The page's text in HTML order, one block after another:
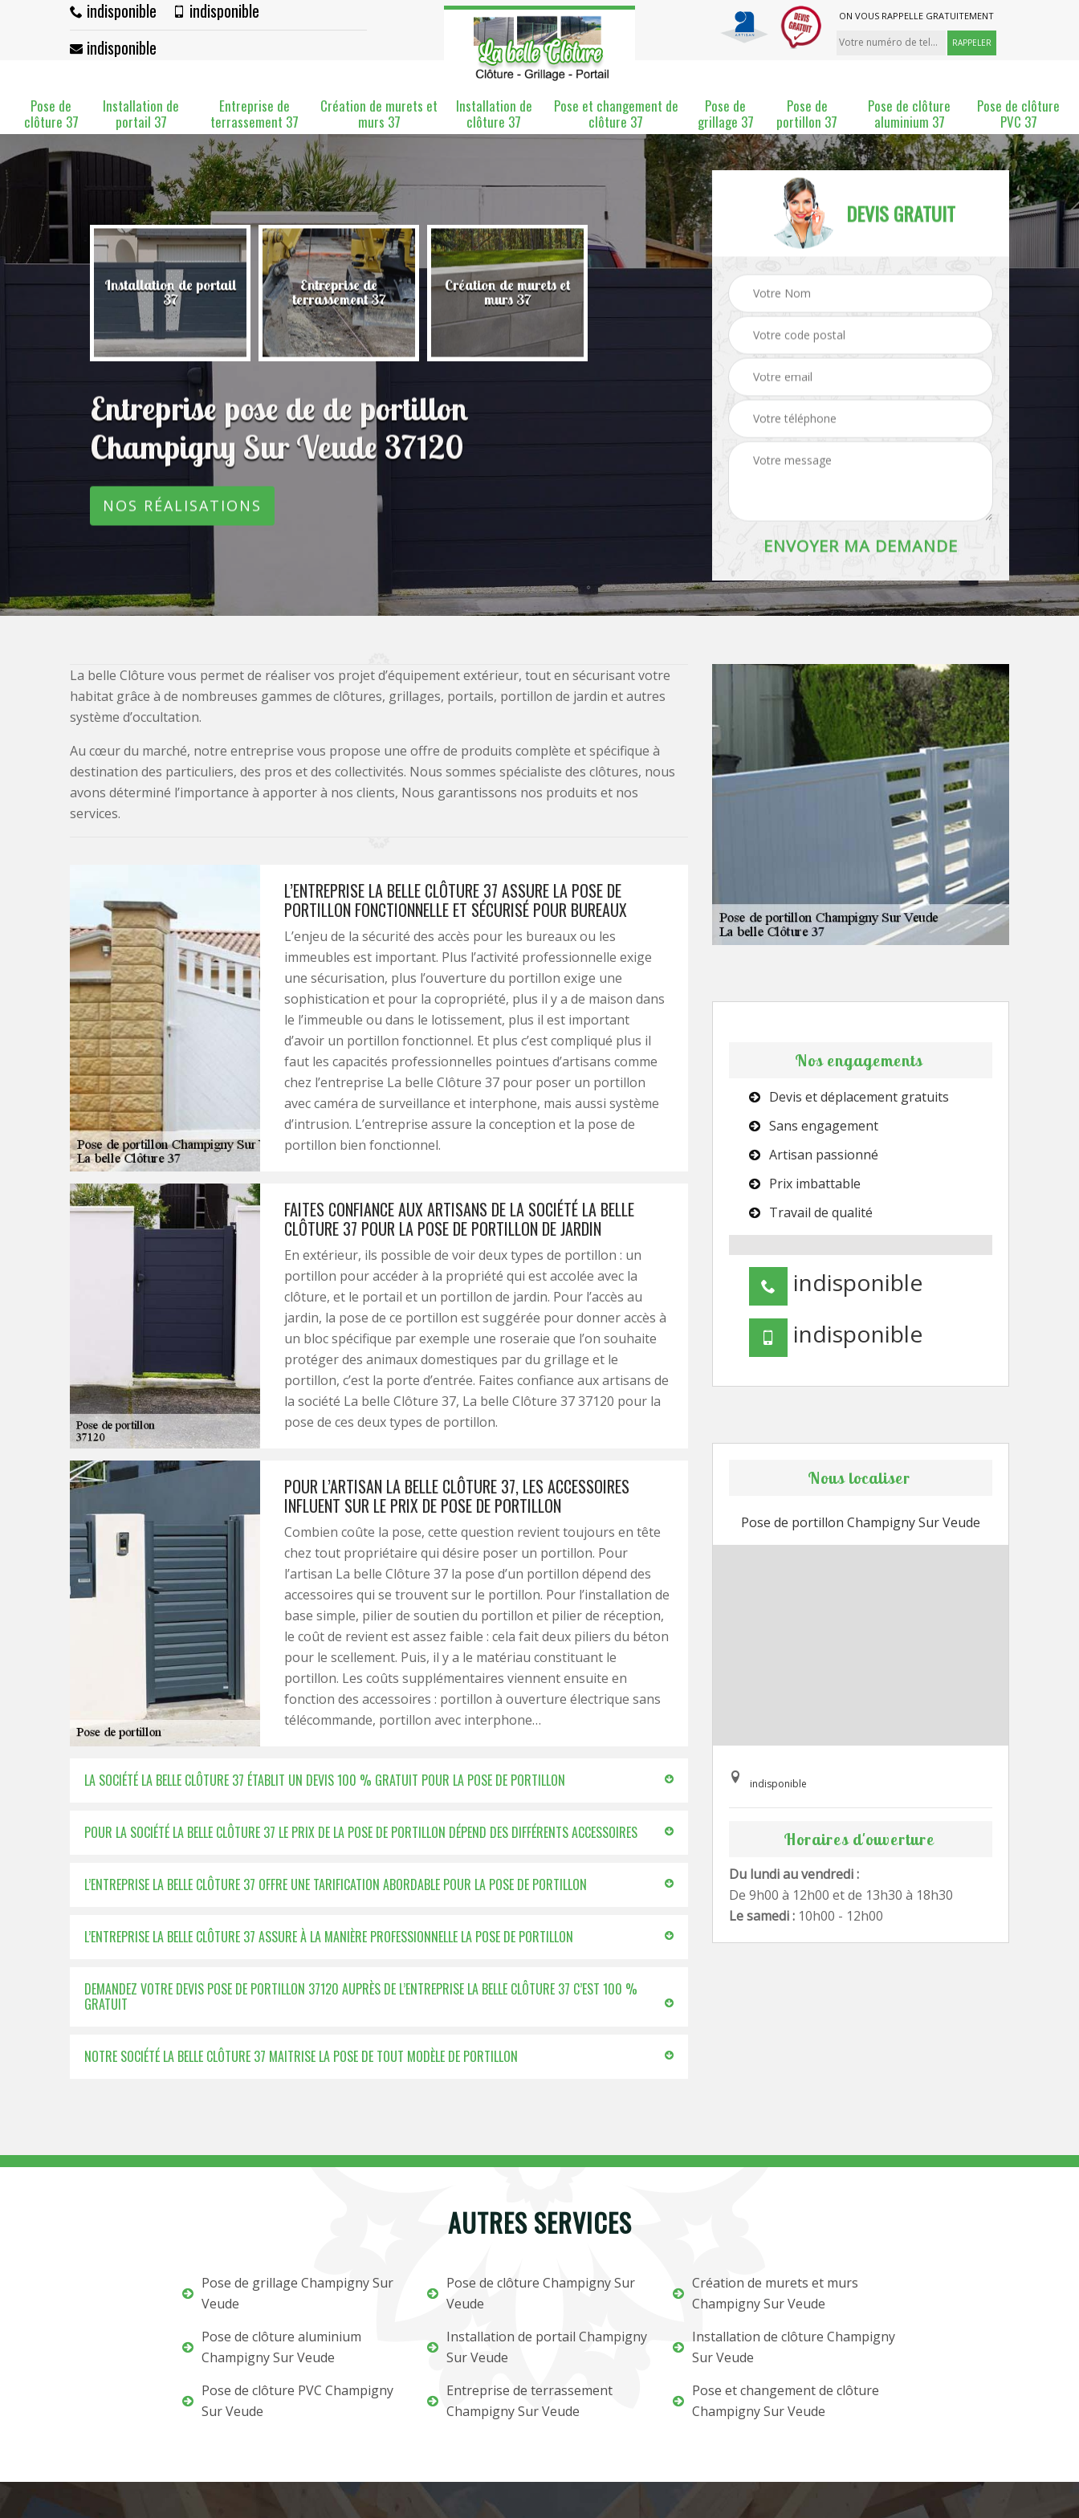
indisponible
indisponible
indisponible
ON VOUS RAPPELLE GRATUITEMENT
Pose de
clôture 37
Installation de
portail 37
Entreprise de
terrassement 37
Création de murets et
murs 37
Installation de
clôture 37
Pose et changement de
clôture 37
Pose de
grillage 37
Pose de
portillon 37
Pose de clôture
aluminium 37
Pose de clôture
PVC 37
Installation de portail
37
Entreprise de
terrassement 37
Création de murets et
murs 37
Installation de clôture Pose et changement de Pose de grillage 37
Entreprise pose de de portillon
Champigny Sur Veude 37120
NOS RÉALISATIONS
DEVIS GRATUIT
La belle Clôture vous permet de réaliser vos projet d’équipement extérieur, tout en sécurisant votre
habitat grâce à de nombreuses gammes de clôtures, grillages, portails, portillon de jardin et autres
système d’occultation.
Au cœur du marché, notre entreprise vous propose une offre de produits complète et spécifique à
destination des particuliers, des pros et des collectivités. Nous sommes spécialiste des clôtures, nous
avons déterminé l’importance à apporter à nos clients, Nous garantissons nos produits et nos
services.
L’ENTREPRISE LA BELLE CLÔTURE 37 ASSURE LA POSE DE
PORTILLON FONCTIONNELLE ET SÉCURISÉ POUR BUREAUX
L’enjeu de la sécurité des accès pour les bureaux ou les
immeubles est important. Plus l’activité professionnelle exige
une sécurisation, plus l’ouverture du portillon exige une
sophistication et pour la copropriété, plus il y a de maison dans
le l’immeuble ou dans le lotissement, plus il est important
d’avoir un portillon fonctionnel. Et plus c’est compliqué plus il
faut les capacités professionnelles pointues d’artisans comme
chez l’entreprise La belle Clôture 37 pour poser un portillon
avec caméra de surveillance et interphone, mais aussi système
d’intrusion. L’entreprise assure la conception et la pose de
portillon bien fonctionnel.
FAITES CONFIANCE AUX ARTISANS DE LA SOCIÉTÉ LA BELLE
CLÔTURE 37 POUR LA POSE DE PORTILLON DE JARDIN
En extérieur, ils possible de voir deux types de portillon : un
portillon pour accéder à la propriété qui est accolée avec la
clôture, et le portail et un portillon de jardin. Pour l’accès au
jardin, la pose de ce portillon est suggérée pour donner accès à
un bloc spécifique par exemple une roseraie que l’on souhaite
protéger des animaux domestiques par du grillage et le
portillon, c’est la porte d’entrée. Faites confiance aux artisans de
la société La belle Clôture 37, La belle Clôture 37 37120 pour la
pose de ces deux types de portillon.
POUR L’ARTISAN LA BELLE CLÔTURE 37, LES ACCESSOIRES
INFLUENT SUR LE PRIX DE POSE DE PORTILLON
Combien coûte la pose, cette question revient toujours en tête
chez tout propriétaire qui désire poser un portillon. Pour
l’artisan La belle Clôture 37 la pose d’un portillon dépend des
accessoires qui se trouvent sur le portillon. Pour l’installation de
base simple, pilier de soutien du portillon et pilier de réception,
le coût de revient est assez faible : cela fait deux piliers du béton
pour le scellement. Puis, il y a le matériau constituant le
portillon. Les coûts supplémentaires viennent ensuite en
fonction des accessoires : portillon à ouverture électrique sans
télécommande, portillon avec interphone…
LA SOCIÉTÉ LA BELLE CLÔTURE 37 ÉTABLIT UN DEVIS 100 % GRATUIT POUR LA POSE DE PORTILLON
POUR LA SOCIÉTÉ LA BELLE CLÔTURE 37 LE PRIX DE LA POSE DE PORTILLON DÉPEND DES DIFFÉRENTS ACCESSOIRES
L’ENTREPRISE LA BELLE CLÔTURE 37 OFFRE UNE TARIFICATION ABORDABLE POUR LA POSE DE PORTILLON
L’ENTREPRISE LA BELLE CLÔTURE 37 ASSURE À LA MANIÈRE PROFESSIONNELLE LA POSE DE PORTILLON
DEMANDEZ VOTRE DEVIS POSE DE PORTILLON 37120 AUPRÈS DE L’ENTREPRISE LA BELLE CLÔTURE 37 C’EST 100 %
GRATUIT
NOTRE SOCIÉTÉ LA BELLE CLÔTURE 37 MAITRISE LA POSE DE TOUT MODÈLE DE PORTILLON
Nos engagements
Devis et déplacement gratuits
Sans engagement
Artisan passionné
Prix imbattable
Travail de qualité
indisponible
indisponible
Nous localiser
Pose de portillon Champigny Sur Veude
indisponible
Horaires d'ouverture
Du lundi au vendredi :
De 9h00 à 12h00 et de 13h30 à 18h30
Le samedi : 10h00 - 12h00
AUTRES SERVICES
Pose de grillage Champigny Sur
Veude
Pose de clôture aluminium
Champigny Sur Veude
Pose de clôture PVC Champigny
Sur Veude
Pose de clôture Champigny Sur
Veude
Installation de portail Champigny
Sur Veude
Entreprise de terrassement
Champigny Sur Veude
Création de murets et murs
Champigny Sur Veude
Installation de clôture Champigny
Sur Veude
Pose et changement de clôture
Champigny Sur Veude